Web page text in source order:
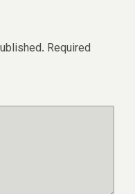
Required